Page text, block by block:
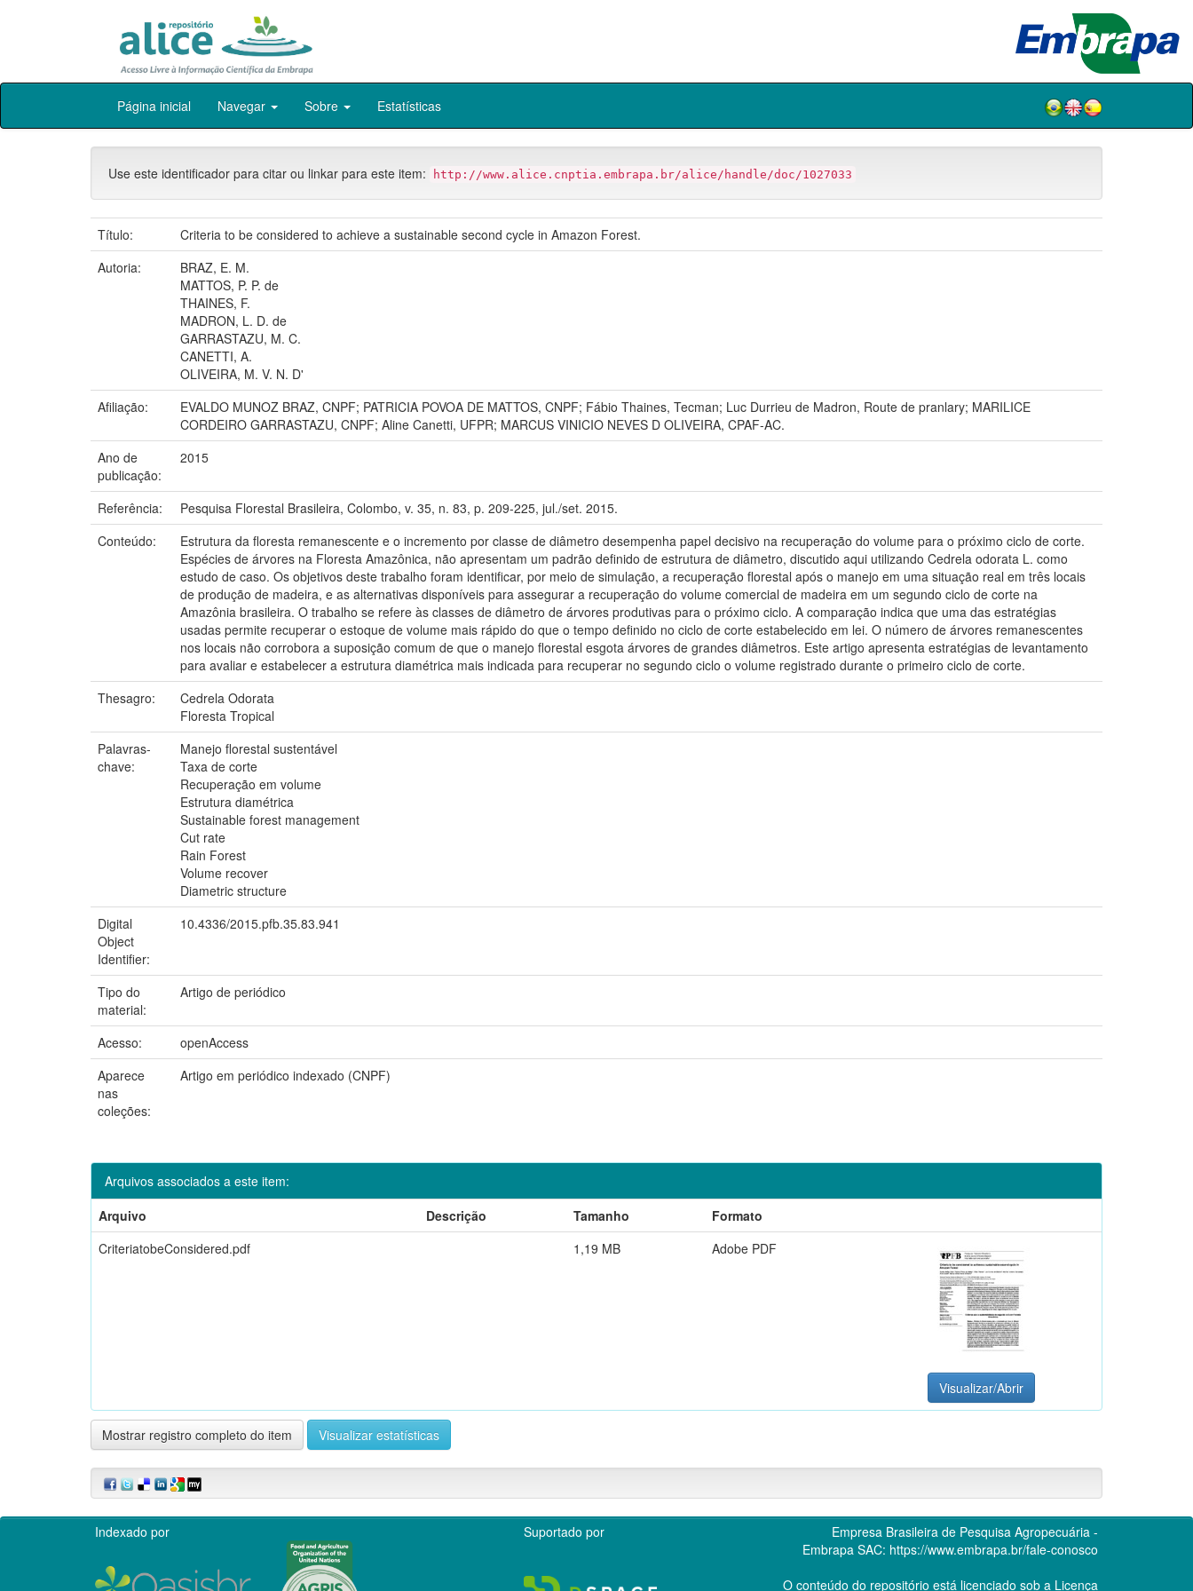
Skip
Página inicial Navegar Sobre Estatísticas
Use este identificador para citar ou linkar para este item: http://www.alice.cnptia.embrapa.br/alice/handle/doc/1027033
Título:
Criteria to be considered to achieve a sustainable second cycle in Amazon Forest.
Autoria:
BRAZ, E. M.
MATTOS, P. P. de
THAINES, F.
MADRON, L. D. de
GARRASTAZU, M. C.
CANETTI, A.
OLIVEIRA, M. V. N. D'
Afiliação:
EVALDO MUNOZ BRAZ, CNPF; PATRICIA POVOA DE MATTOS, CNPF; Fábio Thaines, Tecman; Luc Durrieu de Madron, Route de pranlary; MARILICE
CORDEIRO GARRASTAZU, CNPF; Aline Canetti, UFPR; MARCUS VINICIO NEVES D OLIVEIRA, CPAF-AC.
Ano de
publicação:
2015
Referência:
Pesquisa Florestal Brasileira, Colombo, v. 35, n. 83, p. 209-225, jul./set. 2015.
Conteúdo:
Estrutura da floresta remanescente e o incremento por classe de diâmetro desempenha papel decisivo na recuperação do volume para o próximo ciclo de corte.
Espécies de árvores na Floresta Amazônica, não apresentam um padrão definido de estrutura de diâmetro, discutido aqui utilizando Cedrela odorata L. como
estudo de caso. Os objetivos deste trabalho foram identificar, por meio de simulação, a recuperação florestal após o manejo em uma situação real em três locais
de produção de madeira, e as alternativas disponíveis para assegurar a recuperação do volume comercial de madeira em um segundo ciclo de corte na
Amazônia brasileira. O trabalho se refere às classes de diâmetro de árvores produtivas para o próximo ciclo. A comparação indica que uma das estratégias
usadas permite recuperar o estoque de volume mais rápido do que o tempo definido no ciclo de corte estabelecido em lei. O número de árvores remanescentes
nos locais não corrobora a suposição comum de que o manejo florestal esgota árvores de grandes diâmetros. Este artigo apresenta estratégias de levantamento
para avaliar e estabelecer a estrutura diamétrica mais indicada para recuperar no segundo ciclo o volume registrado durante o primeiro ciclo de corte.
Thesagro:
Cedrela Odorata
Floresta Tropical
Palavras-
chave:
Manejo florestal sustentável
Taxa de corte
Recuperação em volume
Estrutura diamétrica
Sustainable forest management
Cut rate
Rain Forest
Volume recover
Diametric structure
Digital
Object
Identifier:
10.4336/2015.pfb.35.83.941
Tipo do
material:
Artigo de periódico
Acesso:
openAccess
Aparece
nas
coleções:
Artigo em periódico indexado (CNPF)
Arquivos associados a este item:
Arquivo
Descrição Tamanho
Formato
CriteriatobeConsidered.pdf
1,19 MB Adobe PDF
Visualizar/Abrir
Mostrar registro completo do item Visualizar estatísticas
Indexado por Suportado por
Empresa Brasileira de Pesquisa Agropecuária -
Embrapa SAC: https://www.embrapa.br/fale-conosco
O conteúdo do repositório está licenciado sob a Licença